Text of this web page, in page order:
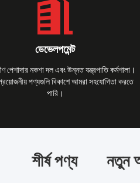
ডেভেলপমেন্ট
পেশাদার নকশা দল এবং উন্নত যন্ত্রপাতি কর্মশালা।
পণ্যগুলি বিকাশে আমরা সহযোগিতা করতে
পারি।
শীর্ষ পণ্য নতুন